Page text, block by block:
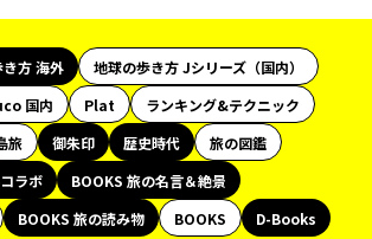
方 海外
地球の歩き方 Jシリーズ（国内）
国内 Plat
ランキング&テクニック
旅 御朱印 歴史時代
旅の図鑑
ラボ
BOOKS 旅の名言＆絶景
BOOKS 旅の読み物 BOOKS
D-Books